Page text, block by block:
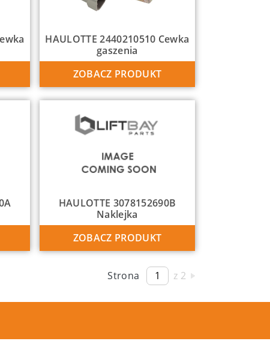
HAULOTTE 2440210510 Cewka
gaszenia
ZOBACZ PRODUKT
HAULOTTE 3078152690B
Naklejka
ZOBACZ PRODUKT
Strona z 2